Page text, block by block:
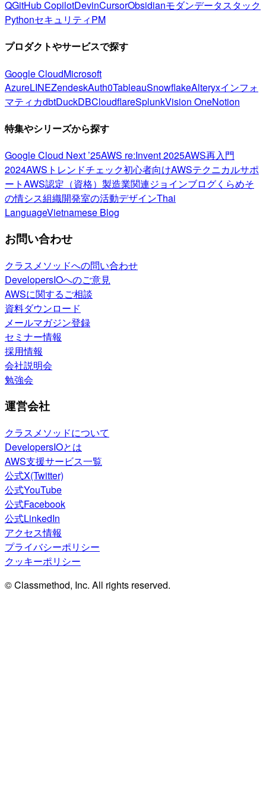
QGitHub CopilotDevinCursorObsidianモダンデータスタック
PythonセキュリティPM
プロダクトやサービスで探す
Google CloudMicrosoft
AzureLINEZendeskAuth0TableauSnowflakeAlteryxインフォ
マティカdbtDuckDBCloudflareSplunkVision OneNotion
特集やシリーズから探す
Google Cloud Next ’25AWS re:Invent 2025AWS再入門
2024AWSトレンドチェック初心者向けAWSテクニカルサポ
ートAWS認定（資格） 製造業関連ジョインブログくらめそ
の情シス組織開発室の活動デザインThai
LanguageVietnamese Blog
お問い合わせ
クラスメソッドへの問い合わせ
DevelopersIOへのご意見
AWSに関するご相談
資料ダウンロード
メールマガジン登録
セミナー情報
採用情報
会社説明会
勉強会
運営会社
クラスメソッドについて
DevelopersIOとは
AWS支援サービス一覧
公式X(Twitter)
公式YouTube
公式Facebook
公式LinkedIn
アクセス情報
プライバシーポリシー
クッキーポリシー
© Classmethod, Inc. All rights reserved.